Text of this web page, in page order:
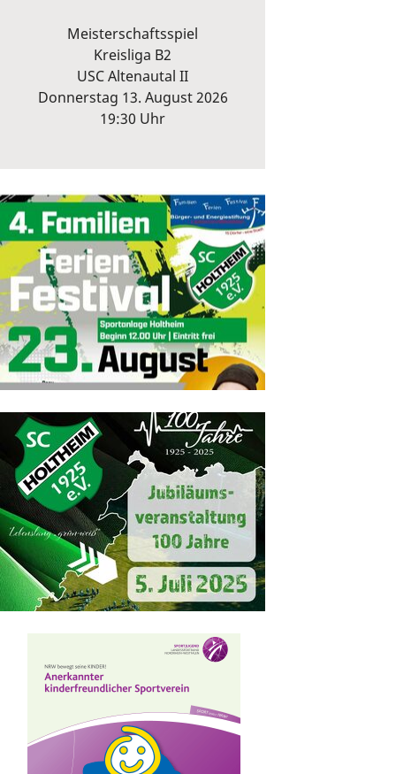
Meisterschaftsspiel
Kreisliga B2
USC Altenautal II
Donnerstag 13. August 2026
19:30 Uhr